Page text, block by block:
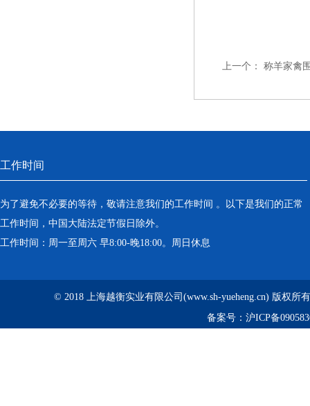
上一个： 称羊家禽
工作时间
为了避免不必要的等待，敬请注意我们的工作时间 。以下是我们的正常
工作时间，中国大陆法定节假日除外。
工作时间：周一至周六 早8:00-晚18:00。周日休息
© 2018 上海越衡实业有限公司(www.sh-yueheng.cn) 版权所
备案号： 沪ICP备